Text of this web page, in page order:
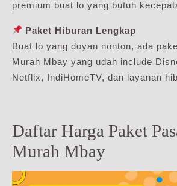
premium buat lo yang butuh
Paket Hiburan Lengkap
Buat lo yang doyan nonton, ada
Murah Mbay yang udah include
Netflix, IndiHomeTV, dan layanan
Daftar Harga Paket
Murah Mbay